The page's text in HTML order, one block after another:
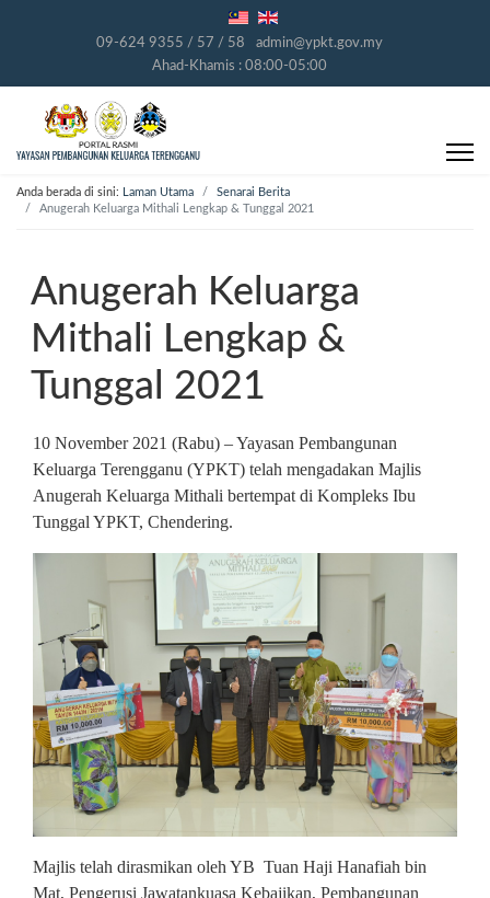
09-624 9355 / 57 / 58
admin@ypkt.gov.my
Ahad-Khamis : 08:00-05:00
Anda berada di sini: Laman Utama
Senarai Berita
Anugerah Keluarga Mithali Lengkap & Tunggal 2021
Anugerah Keluarga
Mithali Lengkap &
Tunggal 2021
10 November 2021 (Rabu) – Yayasan Pembangunan
Keluarga Terengganu (YPKT) telah mengadakan Majlis
Anugerah Keluarga Mithali bertempat di Kompleks Ibu
Tunggal YPKT, Chendering.
Majlis telah dirasmikan oleh YB Tuan Haji Hanafiah bin
Mat, Pengerusi Jawatankuasa Kebajikan, Pembangunan